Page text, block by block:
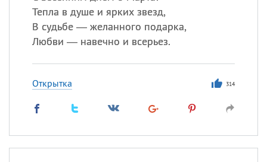
Тепла в душе и ярких звезд,
В судьбе — желанного подарка,
Любви — навечно и всерьез.
Открытка 314